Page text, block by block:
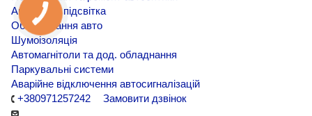
Амбієнтна підсвітка
Обклеювання авто
Шумоізоляція
Автомагнітоли та дод. обладнання
Паркувальні системи
Аварійне відключення автосигналізацій
+380971257242
Замовити дзвінок